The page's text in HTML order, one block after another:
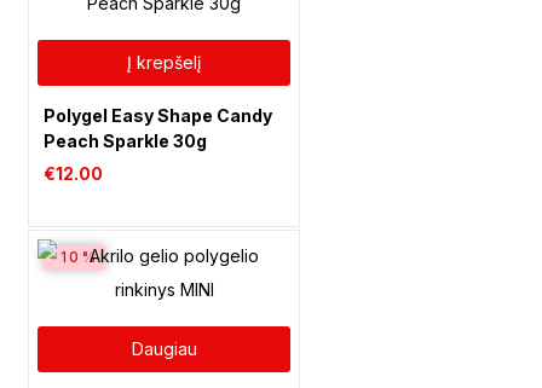
Į krepšelį
Polygel Easy Shape Candy
Peach Sparkle 30g
€12.00
Daugiau
-10%